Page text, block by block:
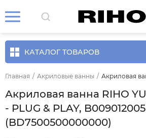
КАТАЛОГ ТОВАРОВ
Главная / Акриловые ванны / Акриловая
Акриловая ванна RIHO
- PLUG & PLAY, B009012005
(BD7500500000000)